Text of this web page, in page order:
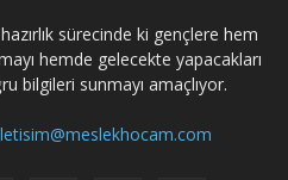
sürecinde ki gençlere hem
hemde gelecekte yapacakları
bilgileri sunmayı amaçlıyor.